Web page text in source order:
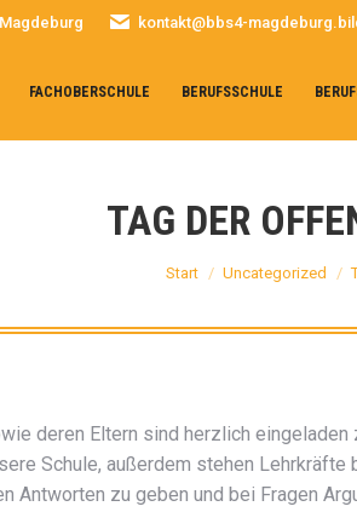
kontakt@bbs4-
FACHOBERSCHULE BERUFSSCHULE
TAG DER
Sie befinden sich hier:
Start Uncategorized
deren Eltern sind herzlich eingeladen
Schule, außerdem stehen Lehrkräfte
Antworten zu geben und bei Fragen